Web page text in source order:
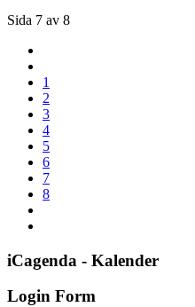
Sida 7 av 8
1
2
3
4
5
6
7
8
iCagenda - Kalender
Login Form